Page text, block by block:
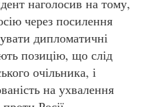
через посилення
дипломатичні
позицію, що слід
очільника, і
на ухвалення